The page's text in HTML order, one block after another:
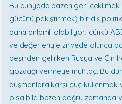
Bu dünyada bazen geri çekilmek
gücünü pekiştirmek) bir dış
daha anlamlı olabiliyor, çünkü
ve değerleriyle zirvede olunca
peşinden gelirken Rusya ve Çin
gözdağı vermeye muhtaç. Bu
düşmanlara karşı güç
olsa bile bazen doğru zamanda